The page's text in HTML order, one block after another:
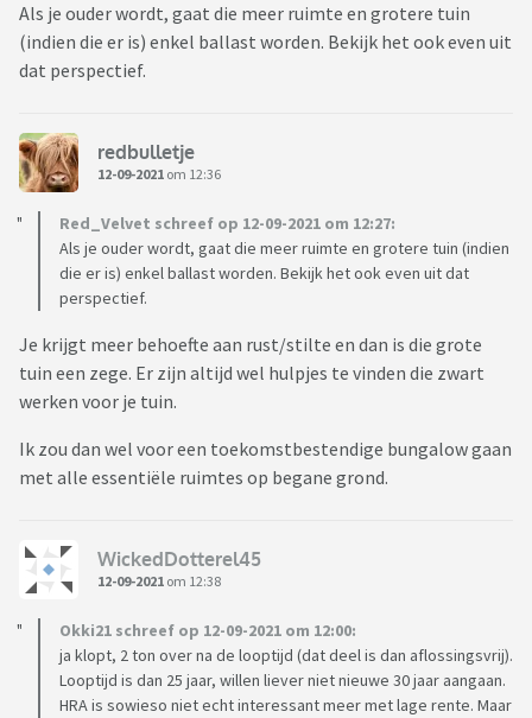
Als je ouder wordt, gaat die meer ruimte en grotere tuin
(indien die er is) enkel ballast worden. Bekijk het ook even uit
dat perspectief.
redbulletje
12-09-2021 om 12:36
Red_Velvet schreef op 12-09-2021 om 12:27:
Als je ouder wordt, gaat die meer ruimte en grotere tuin (indien
die er is) enkel ballast worden. Bekijk het ook even uit dat
perspectief.
Je krijgt meer behoefte aan rust/stilte en dan is die grote
tuin een zege. Er zijn altijd wel hulpjes te vinden die zwart
werken voor je tuin.
Ik zou dan wel voor een toekomstbestendige bungalow gaan
met alle essentiële ruimtes op begane grond.
WickedDotterel45
12-09-2021 om 12:38
Okki21 schreef op 12-09-2021 om 12:00:
ja klopt, 2 ton over na de looptijd (dat deel is dan aflossingsvrij).
Looptijd is dan 25 jaar, willen liever niet nieuwe 30 jaar aangaan.
HRA is sowieso niet echt interessant meer met lage rente. Maar